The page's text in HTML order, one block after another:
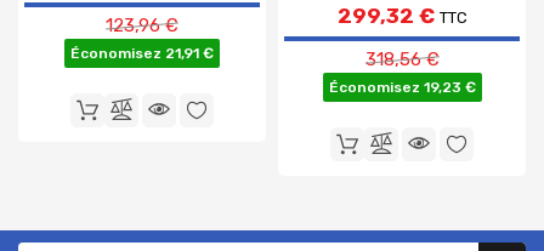
Prix de base
123,96 €
Économisez 21,91 €
299,32 € TTC
Prix de base
318,56 €
Économisez 19,23 €